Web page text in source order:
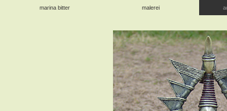
marina bitter malerei